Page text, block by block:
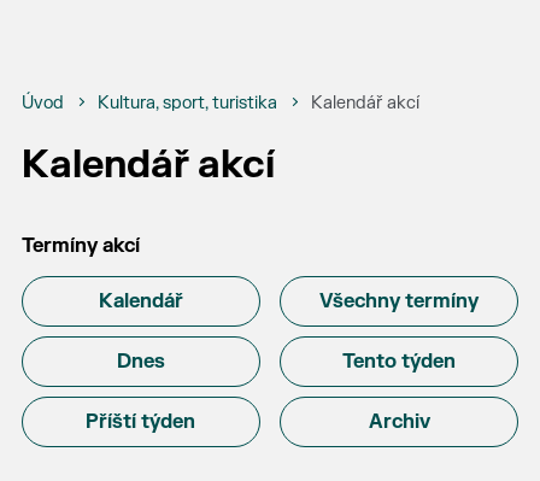
Úvod Kultura, sport, turistika Kalendář akcí
Kalendář akcí
Termíny akcí
Kalendář Všechny termíny
Dnes Tento týden
Příští týden Archiv